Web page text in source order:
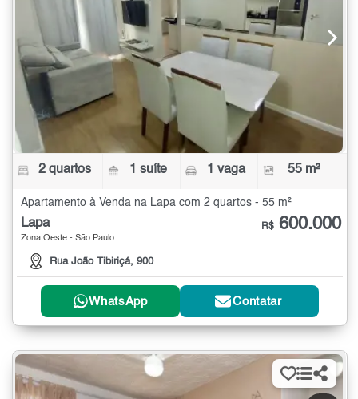
2 quartos 1 suíte 1 vaga 55 m²
Apartamento à Venda na Lapa com 2 quartos - 55 m²
Lapa
Zona Oeste - São Paulo
Rua João Tibiriçá, 900
R$ 600.000
WhatsApp Contatar